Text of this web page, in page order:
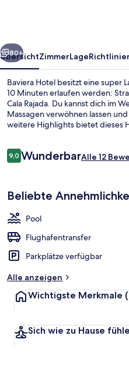
Weiter
80+
ÜbersichtZimmerLage
Baviera Hotel besitzt eine super
10 Minuten erlaufen werden:
Cala Rajada. Du kannst dich im
Massagen verwöhnen lassen
weitere Highlights bietet dieses
Bewertungen
9,09,0 von 10.
WunderbarAlle 12
Beliebte
Pool
Flughafentransfer
Parkplätze verfügbar
Alle anzeigen
Wichtigste Merkmale
Sich wie zu Hause